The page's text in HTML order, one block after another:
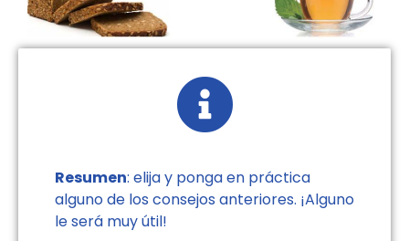
Resumen: elija y ponga en práctica
alguno de los consejos anteriores. ¡Alguno
le será muy útil!